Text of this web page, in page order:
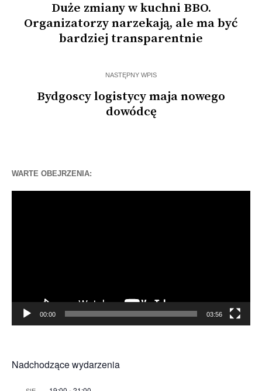
Duże zmiany w kuchni BBO.
Organizatorzy narzekają, ale ma być
bardziej transparentnie
NASTĘPNY WPIS
Bydgoscy logistycy maja nowego
dowódcę
WARTE OBEJRZENIA:
00:00 03:56
Nadchodzące wydarzenia